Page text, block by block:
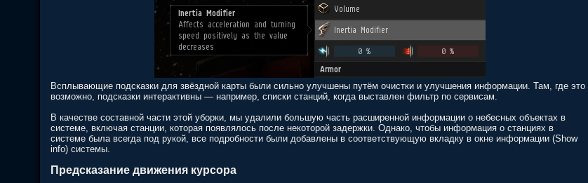
Всплывающие подсказки для звёздной карты были сильно улучшены путём очистки и улучшения информации. Там, где это
возможно, подсказки интерактивны — например, списки станций, когда выставлен фильтр по сервисам.
В качестве составной части этой уборки, мы удалили большую часть расширенной информации о небесных объектах в
системе, включая станции, которая появлялось после некоторой задержки. Однако, чтобы информация о станциях в
системе была всегда под рукой, все подробности были добавлены в соответствующую вкладку в окне информации (Show
info) системы.
Предсказание движения курсора